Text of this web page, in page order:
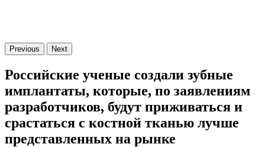
Previous Next
Российские ученые создали зубные
имплантаты, которые, по заявлениям
разработчиков, будут приживаться и
срастаться с костной тканью лучше
представленных на рынке